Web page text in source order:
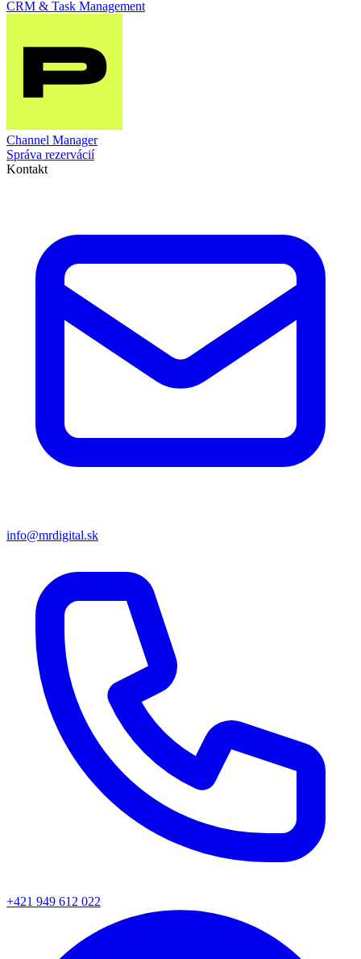
CRM & Task Management
Channel Manager
Správa rezervácií
Kontakt
info@mrdigital.sk
+421 949 612 022